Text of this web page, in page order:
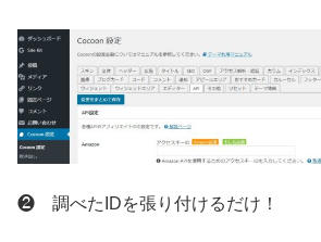
❷ 調べたIDを張り付けるだけ！